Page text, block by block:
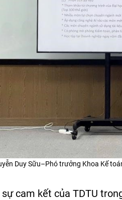
Duy Sữu–Phó trưởng Khoa Kế
cam kết của TDTU